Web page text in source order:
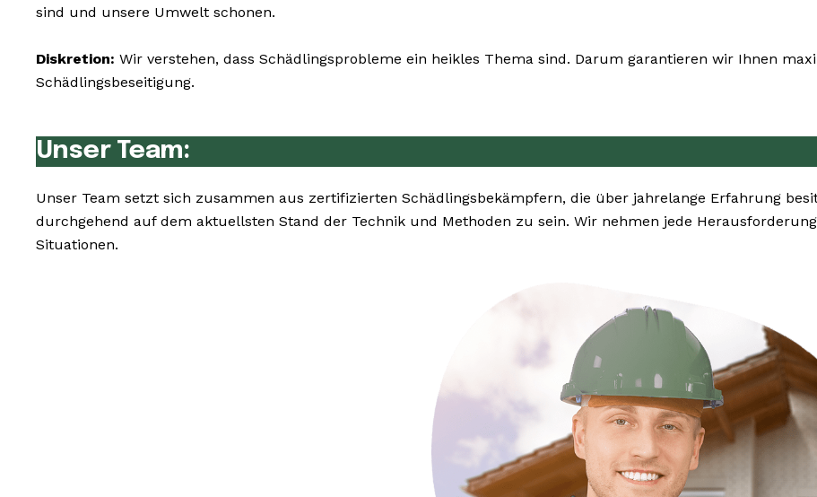
sind und unsere Umwelt schonen.
Diskretion: Wir verstehen, dass Schädlingsprobleme ein heikles Thema sind. Darum garantieren wir Ihnen
Schädlingsbeseitigung.
Unser Team:
Unser Team setzt sich zusammen aus zertifizierten Schädlingsbekämpfern, die über jahrelange Erfahrung
durchgehend auf dem aktuellsten Stand der Technik und Methoden zu sein. Wir nehmen jede
Situationen.